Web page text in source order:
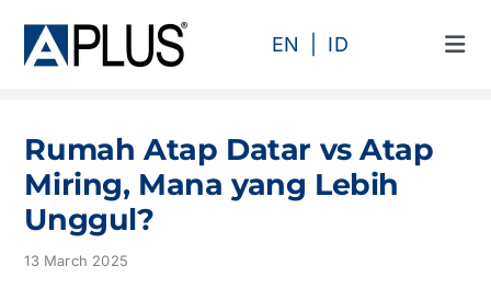
content
EN ID
Area
Category
Rumah Atap Datar vs Atap
Miring, Mana yang Lebih
Unggul?
13 March 2025